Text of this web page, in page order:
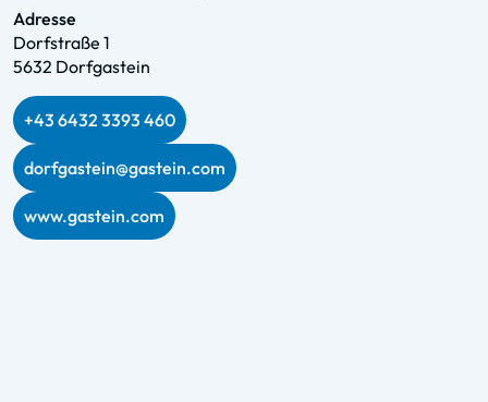
Adresse
Dorfstraße 1
5632 Dorfgastein
+43 6432 3393 460
dorfgastein@gastein.com
www.gastein.com